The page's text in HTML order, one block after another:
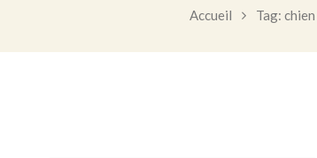
Accueil Tag: chien